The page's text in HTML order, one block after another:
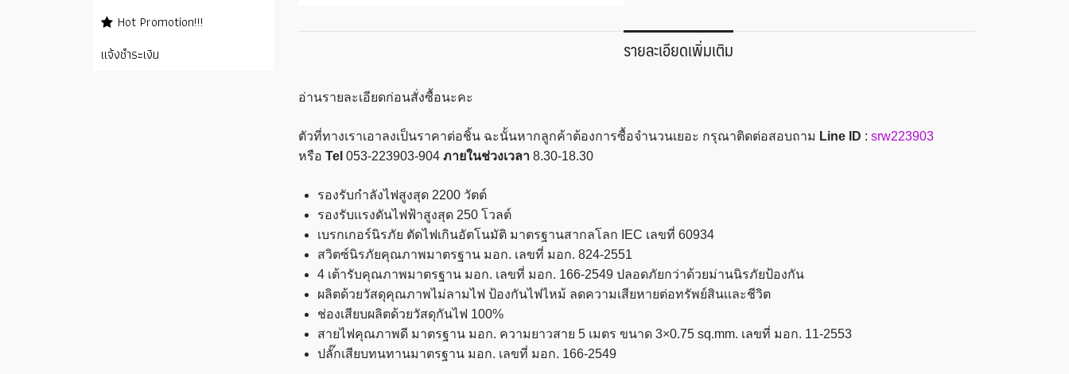
5เมตร
(ก)6x(ย)28x(ส)3.7
H654
รายละเอียดเพิ่มเติม
อ่านรายละเอียดก่อนสั่งซื้อนะคะ
ตัวที่ทางเราเอาลงเป็นราคาต่อชิ้น ฉะนั้นหากลูกค้าต้องการซื้อจำนวนเยอะ กรุณาติดต่อสอบถาม Line ID : srw223903
หรือ Tel 053-223903-904 ภายในช่วงเวลา8.30-18.30
รองรับกำลังไฟสูงสุด 2200 วัตต์
รองรับเเรงดันไฟฟ้าสูงสุด 250 โวลต์
เบรกเกอร์นิรภัย ตัดไฟเกินอัตโนมัติ มาตรฐานสากลโลก IEC เลขที่ 60934
สวิตซ์นิรภัยคุณภาพมาตรฐาน มอก. เลขที่ มอก. 824-2551
4 เต้ารับคุณภาพมาตรฐาน มอก. เลขที่ มอก. 166-2549 ปลอดภัยกว่าด้วยม่านนิรภัยป้องกัน
ผลิตด้วยวัสดุคุณภาพไม่ลามไฟ ป้องกันไฟไหม้ ลดความเสียหายต่อทรัพย์สินเเละชีวิต
ช่องเสียบผลิตด้วยวัสดุกันไฟ 100%
สายไฟคุณภาพดี มาตรฐาน มอก. ความยาวสาย 5 เมตร ขนาด 3×0.75 sq.mm. เลขที่ มอก. 11-2553
ปลั๊กเสียบทนทานมาตรฐาน มอก. เลขที่ มอก. 166-2549
Hot Promotion!!!
แจ้งชำระเงิน